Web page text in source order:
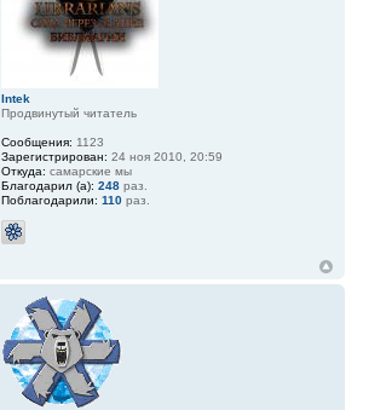
Intek
Продвинутый читатель
Сообщения: 1123
Зарегистрирован: 24 ноя 2010, 20:59
Откуда: самарские мы
Благодарил (а): 248раз.
Поблагодарили: 110раз.